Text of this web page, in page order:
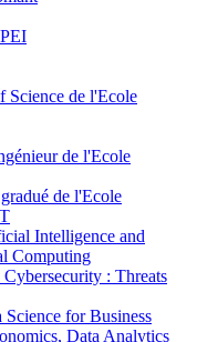
Science de l'Ecole
de l'Ecole
de l'Ecole
Intelligence and
Computing
: Threats
for Business
Data Analytics